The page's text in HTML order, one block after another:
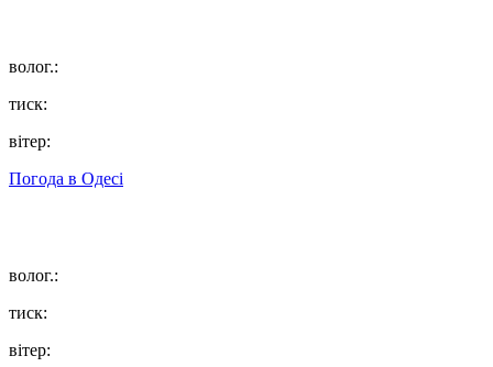
волог.:
тиск:
вітер:
Погода в Одесі
волог.:
тиск:
вітер: